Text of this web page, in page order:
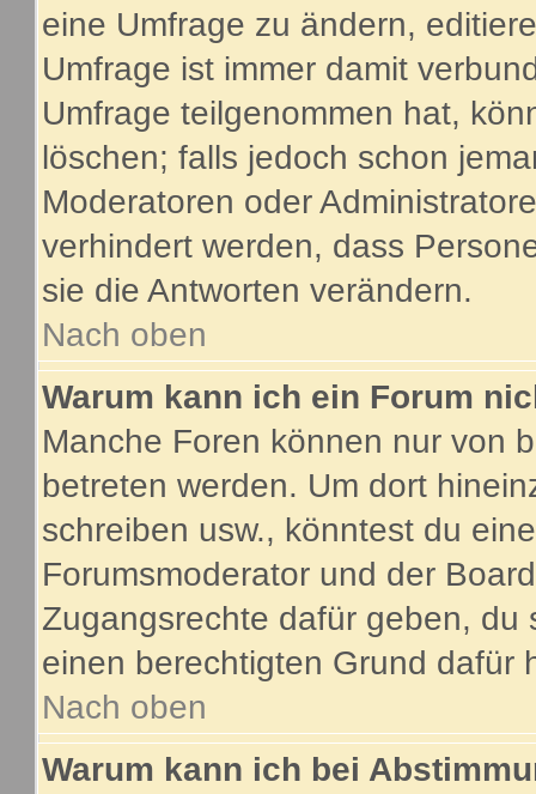
eine Umfrage zu ändern,
Umfrage ist immer damit
Umfrage teilgenommen hat,
löschen; falls jedoch schon
Moderatoren oder
verhindert werden, dass
sie die Antworten verändern.
Nach oben
Warum kann ich ein Forum
Manche Foren können nur von
betreten werden. Um dort
schreiben usw., könntest du
Forumsmoderator und der
Zugangsrechte dafür geben,
einen berechtigten Grund dafür
Nach oben
Warum kann ich bei